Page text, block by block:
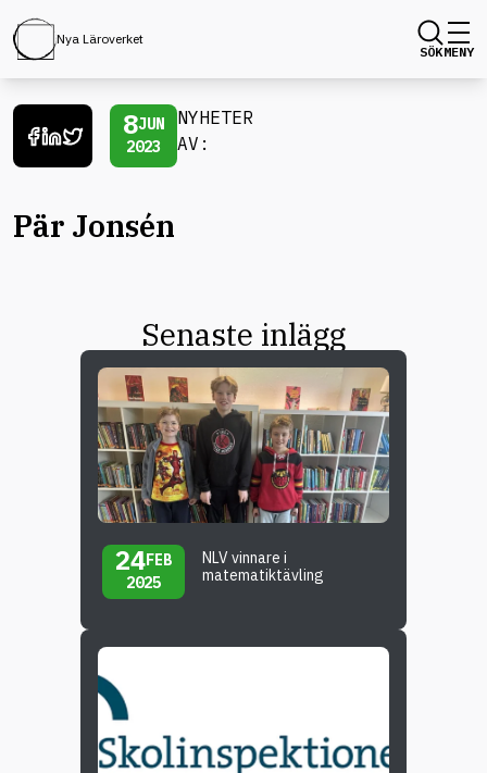
Nya Läroverket
SÖKMENY
8JUN
2023
NYHETER
AV:
Pär Jonsén
Senaste inlägg
24FEB
2025
NLV vinnare i
matematiktävling